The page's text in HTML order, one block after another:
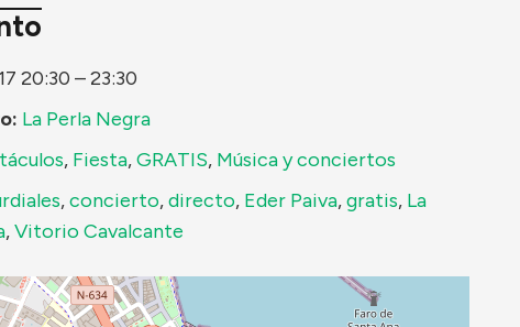
20:30 –23:30
La Perla Negra
, Fiesta,GRATIS, Música y conciertos
,concierto,directo, Eder Paiva,gratis, La
,Vitorio Cavalcante